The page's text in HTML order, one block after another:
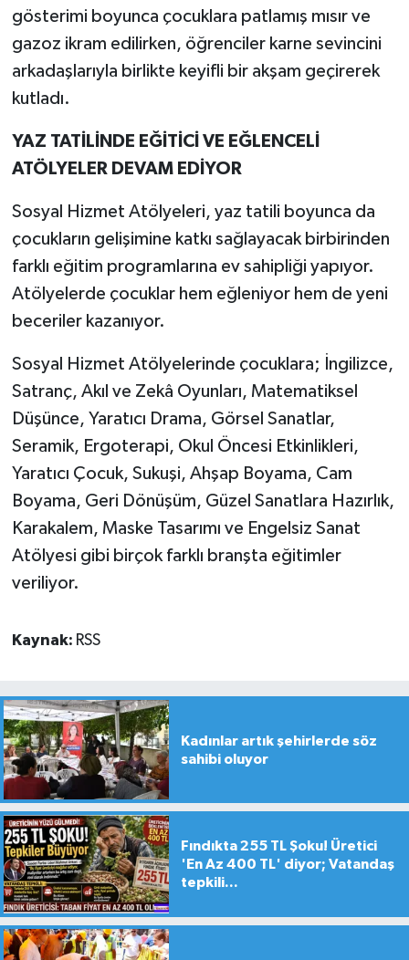
gösterimi boyunca çocuklara patlamış mısır ve
gazoz ikram edilirken, öğrenciler karne sevincini
arkadaşlarıyla birlikte keyifli bir akşam geçirerek
kutladı.
YAZ TATİLİNDE EĞİTİCİ VE EĞLENCELİ
ATÖLYELER DEVAM EDİYOR
Sosyal Hizmet Atölyeleri, yaz tatili boyunca da
çocukların gelişimine katkı sağlayacak birbirinden
farklı eğitim programlarına ev sahipliği yapıyor.
Atölyelerde çocuklar hem eğleniyor hem de yeni
beceriler kazanıyor.
Sosyal Hizmet Atölyelerinde çocuklara; İngilizce,
Satranç, Akıl ve Zekâ Oyunları, Matematiksel
Düşünce, Yaratıcı Drama, Görsel Sanatlar,
Seramik, Ergoterapi, Okul Öncesi Etkinlikleri,
Yaratıcı Çocuk, Sukuşi, Ahşap Boyama, Cam
Boyama, Geri Dönüşüm, Güzel Sanatlara Hazırlık,
Karakalem, Maske Tasarımı ve Engelsiz Sanat
Atölyesi gibi birçok farklı branşta eğitimler
veriliyor.
Kaynak: RSS
Kadınlar artık şehirlerde söz
sahibi oluyor
Fındıkta 255 TL Şoku! Üretici
'En Az 400 TL' diyor; Vatandaş
tepkili...